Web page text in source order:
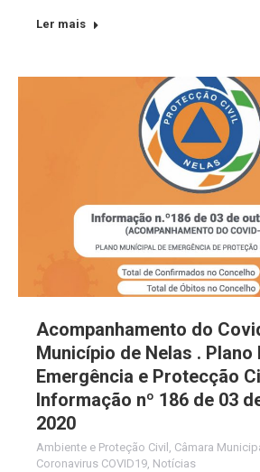
Ler mais
Acompanhamento do
Município de Nelas . Plano
Emergência e Protecção
Informação nº 186 de 03
2020
Ambiente e Proteção Civil , Câmara
Coronavirus COVID19, Notícias